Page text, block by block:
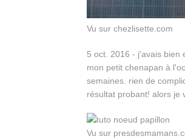
Vu sur chezlisette.com
5 oct. 2016 - j'avais bien
mon petit chenapan à
semaines. rien de
résultat probant! alors je
Vu sur